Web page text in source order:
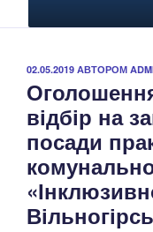
ОПУБЛІКОВАНО
02.05.2019 АВТОРОМ
відбір на
посади